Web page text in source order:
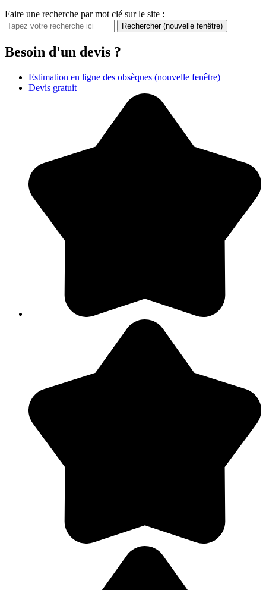
Faire une recherche par mot clé sur le site :
Rechercher (nouvelle fenêtre)
Besoin d'un devis ?
Estimation en ligne des obsèques (nouvelle fenêtre)
Devis gratuit